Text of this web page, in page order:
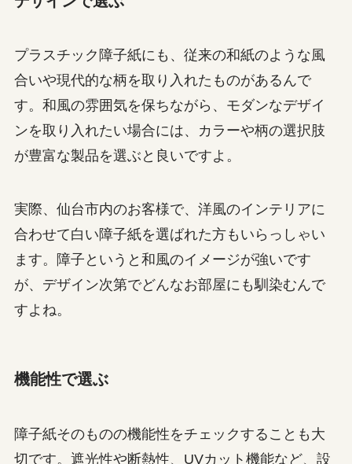
プラスチック障子紙にも、従来の和紙のような風
合いや現代的な柄を取り入れたものがあるんで
す。和風の雰囲気を保ちながら、モダンなデザイ
ンを取り入れたい場合には、カラーや柄の選択肢
が豊富な製品を選ぶと良いですよ。
実際、仙台市内のお客様で、洋風のインテリアに
合わせて白い障子紙を選ばれた方もいらっしゃい
ます。障子というと和風のイメージが強いです
が、デザイン次第でどんなお部屋にも馴染むんで
すよね。
機能性で選ぶ
障子紙そのものの機能性をチェックすることも大
切です。遮光性や断熱性、UVカット機能など、設